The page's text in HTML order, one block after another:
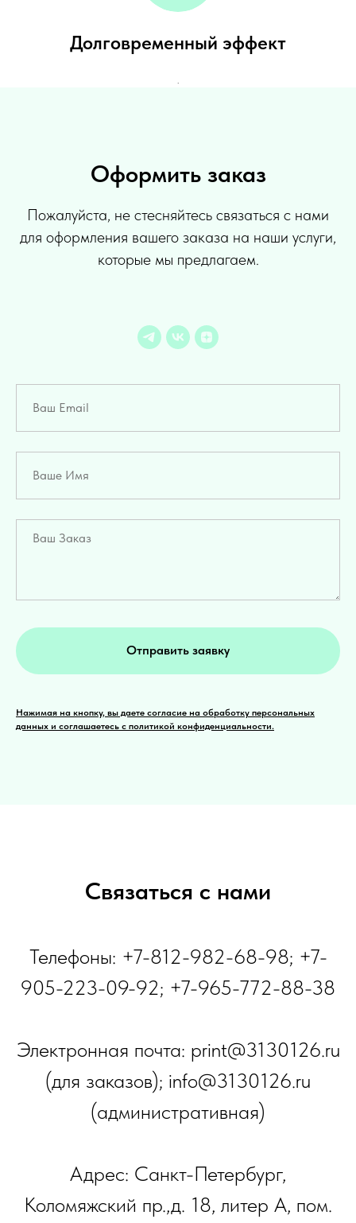
Долговременный эффект
Оформить заказ
Пожалуйста, не стесняйтесь связаться с нами
для оформления вашего заказа на наши услуги,
которые мы предлагаем.
Отправить заявку
Нажимая на кнопку, вы даете согласие на обработку персональных
данных и соглашаетесь c политикой конфиденциальности.
Связаться с нами
Телефоны: +7-812-982-68-98; +7-
905-223-09-92; +7-965-772-88-38
Электронная почта: print@3130126.ru
(для заказов); info@3130126.ru
(административная)
Адрес: Санкт-Петербург,
Коломяжский пр.,д. 18, литер А, пом.